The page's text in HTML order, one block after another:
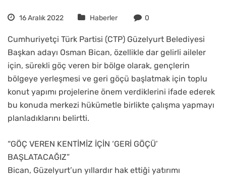
16 Aralık 2022 Haberler 0
Cumhuriyetçi Türk Partisi (CTP) Güzelyurt Belediyesi
Başkan adayı Osman Bican, özellikle dar gelirli aileler
için, sürekli göç veren bir bölge olarak, gençlerin
bölgeye yerleşmesi ve geri göçü başlatmak için toplu
konut yapımı projelerine önem verdiklerini ifade ederek
bu konuda merkezi hükümetle birlikte çalışma yapmayı
planladıklarını belirtti.
“GÖÇ VEREN KENTİMİZ İÇİN ‘GERİ GÖÇÜ’
BAŞLATACAĞIZ”
Bican, Güzelyurt’un yıllardır hak ettiği yatırımı